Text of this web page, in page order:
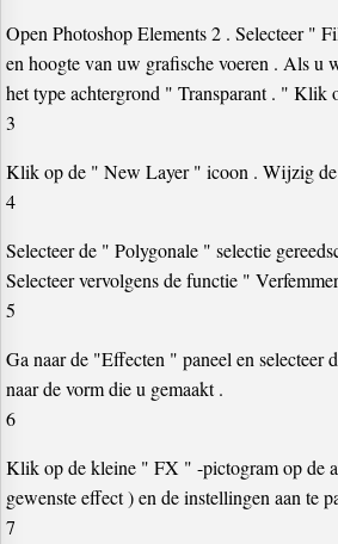
Open Photoshop Elements 2 . Selecteer "
en hoogte van uw grafische voeren . Als u
het type achtergrond " Transparant . "
3
Klik op de " New Layer " icoon . Wijzig
4
Selecteer de " Polygonale " selectie
Selecteer vervolgens de functie "
5
Ga naar de "Effecten " paneel en selecteer
naar de vorm die u gemaakt .
6
Klik op de kleine " FX " -pictogram op de
gewenste effect ) en de instellingen aan
7